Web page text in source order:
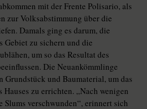
mit der Frente Polisario, als
zur Volksabstimmung über die
Damals ging es darum, die
Gebiet zu sichern und die
um so das Resultat des
Die Neuankömmlinge
Grundstück und Baumaterial, um das
Hauses zu errichten. „Nach wenigen
Slums verschwunden“, erinnert sich